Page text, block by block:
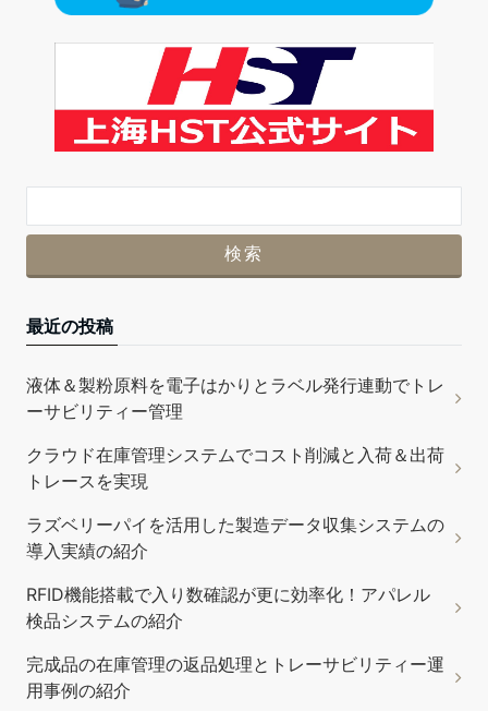
最近の投稿
液体＆製粉原料を電子はかりとラベル発行連動でトレ
ーサビリティー管理
クラウド在庫管理システムでコスト削減と入荷＆出荷
トレースを実現
ラズベリーパイを活用した製造データ収集システムの
導入実績の紹介
RFID機能搭載で入り数確認が更に効率化！アパレル
検品システムの紹介
完成品の在庫管理の返品処理とトレーサビリティー運
用事例の紹介